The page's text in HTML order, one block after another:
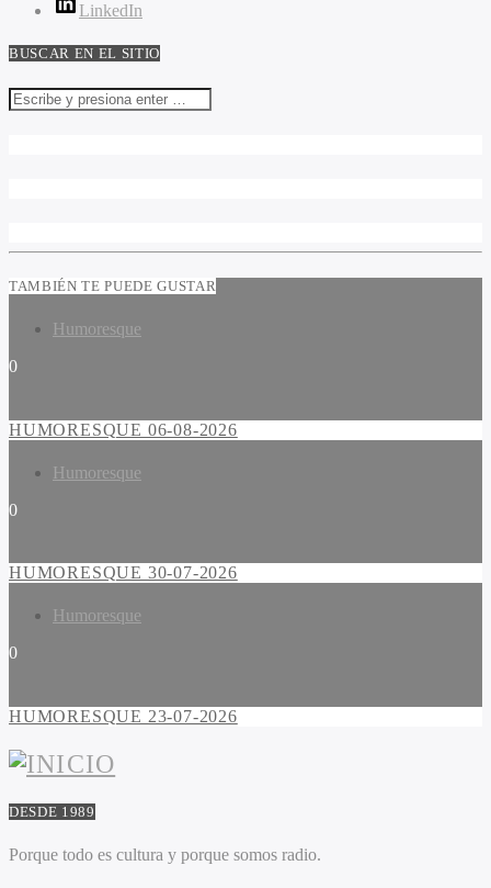
LinkedIn
BUSCAR EN EL SITIO
TAMBIÉN TE PUEDE GUSTAR
Humoresque
0
HUMORESQUE 06-08-2026
Humoresque
0
HUMORESQUE 30-07-2026
Humoresque
0
HUMORESQUE 23-07-2026
DESDE 1989
Porque todo es cultura y porque somos radio.